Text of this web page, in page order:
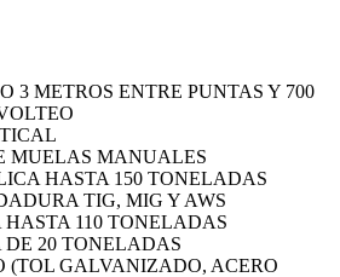
3 METROS ENTRE PUNTAS Y 700
MUELAS MANUALES
HASTA 150 TONELADAS
TIG, MIG Y AWS
110 TONELADAS
20 TONELADAS
(TOL GALVANIZADO, ACERO